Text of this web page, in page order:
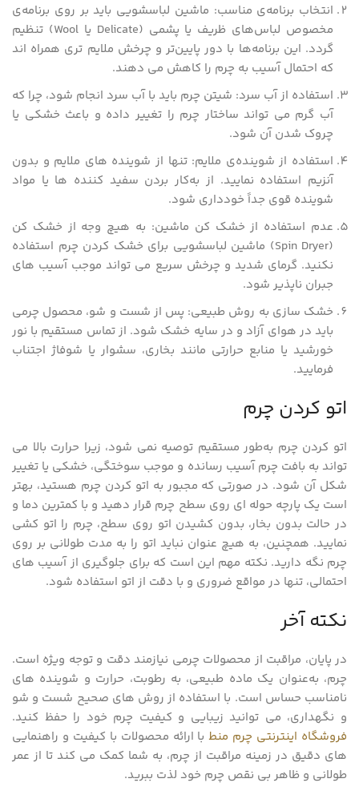
انتخاب برنامه‌ی مناسب: ماشین لباسشویی باید بر روی برنامه‌ی
مخصوص لباس‌های ظریف یا پشمی (Delicate یا Wool) تنظیم
گردد. این برنامه‌ها با دور پایین‌تر و چرخش ملایم‌ تری همراه‌ اند
که احتمال آسیب به چرم را کاهش می‌ دهند.
استفاده از آب سرد: شیتن چرم باید با آب سرد انجام شود، چرا که
آب گرم می‌ تواند ساختار چرم را تغییر داده و باعث خشکی یا
چروک شدن آن شود.
استفاده از شوینده‌ی ملایم: تنها از شوینده‌ های ملایم و بدون
آنزیم استفاده نمایید. از به‌کار بردن سفید کننده ها یا مواد
شوینده‌ قوی جداً خودداری شود.
عدم استفاده از خشک کن ماشین: به هیچ وجه از خشک کن
(Spin Dryer) ماشین لباسشویی برای خشک کردن چرم استفاده
نکنید. گرمای شدید و چرخش سریع می تواند موجب آسیب‌ های
جبران ناپذیر شود.
خشک سازی به روش طبیعی: پس از شست‌ و شو، محصول چرمی
باید در هوای آزاد و در سایه خشک شود. از تماس مستقیم با نور
خورشید یا منابع حرارتی مانند بخاری، سشوار یا شوفاژ اجتناب
فرمایید.
اتو کردن چرم
اتو کردن چرم به‌طور مستقیم توصیه نمی شود، زیرا حرارت بالا می
تواند به بافت چرم آسیب رسانده و موجب سوختگی، خشکی یا تغییر
شکل آن شود. در صورتی که مجبور به اتو کردن چرم هستید، بهتر
است یک پارچه حوله ای روی سطح چرم قرار دهید و با کمترین دما و
در حالت بدون بخار، بدون کشیدن اتو روی سطح، چرم را اتو کشی
نمایید. همچنین، به هیچ عنوان نباید اتو را به مدت طولانی بر روی
چرم نگه دارید. نکته مهم این است که برای جلوگیری از آسیب های
احتمالی، تنها در مواقع ضروری و با دقت از اتو استفاده شود.
نکته آخر
در پایان، مراقبت از محصولات چرمی نیازمند دقت و توجه ویژه است.
چرم، به‌عنوان یک ماده طبیعی، به رطوبت، حرارت و شوینده‌ های
نامناسب حساس است. با استفاده از روش‌ های صحیح شست‌ و شو
و نگهداری، می‌ توانید زیبایی و کیفیت چرم خود را حفظ کنید.
فروشگاه اینترنتی چرم منطبا ارائه محصولات با کیفیت و راهنمایی‌
های دقیق در زمینه مراقبت از چرم، به شما کمک می‌ کند تا از عمر
طولانی و ظاهر بی‌ نقص چرم خود لذت ببرید.